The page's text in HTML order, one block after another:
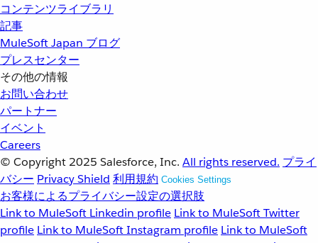
コンテンツライブラリ
記事
MuleSoft Japan ブログ
プレスセンター
その他の情報
お問い合わせ
パートナー
イベント
Careers
© Copyright 2025 Salesforce, Inc. All rights reserved. プライ
バシー Privacy Shield 利用規約 Cookies Settings
お客様によるプライバシー設定の選択肢
Link to MuleSoft Linkedin profile Link to MuleSoft Twitter
profile Link to MuleSoft Instagram profile Link to MuleSoft